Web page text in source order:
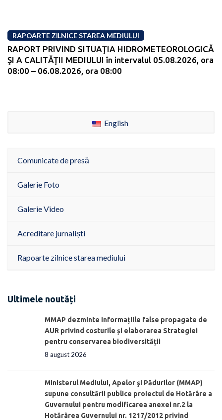
RAPOARTE ZILNICE STAREA MEDIULUI
RAPORT PRIVIND SITUAŢIA HIDROMETEOROLOGICĂ
ŞI A CALITĂŢII MEDIULUI în intervalul 05.08.2026, ora
08:00 – 06.08.2026, ora 08:00
English
Comunicate de presă
Galerie Foto
Galerie Video
Acreditare jurnaliști
Rapoarte zilnice starea mediului
Ultimele noutăți
MMAP dezminte informațiile false propagate de
AUR privind costurile și elaborarea Strategiei
pentru conservarea biodiversității
8 august 2026
Ministerul Mediului, Apelor şi Pădurilor (MMAP)
supune consultării publice proiectul de Hotărâre a
Guvernului pentru modificarea anexei nr.2 la
Hotărârea Guvernului nr. 1217/2012 privind